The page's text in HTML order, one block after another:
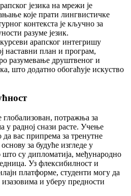
језика на мрежи је
које прати лингвистичке
контекста је кључно за
разуме језик.
арапског интегришу
наставни план и програм,
разумевање друштвеног и
што додатно обогаћује искуство
глобализован, потражња за
у радној снази расте. Учење
вас припрема за тренутне
за будуће изгледе у
су дипломатија, међународно
Уз флексибилност и
платформе, студенти могу да
и уберу предности